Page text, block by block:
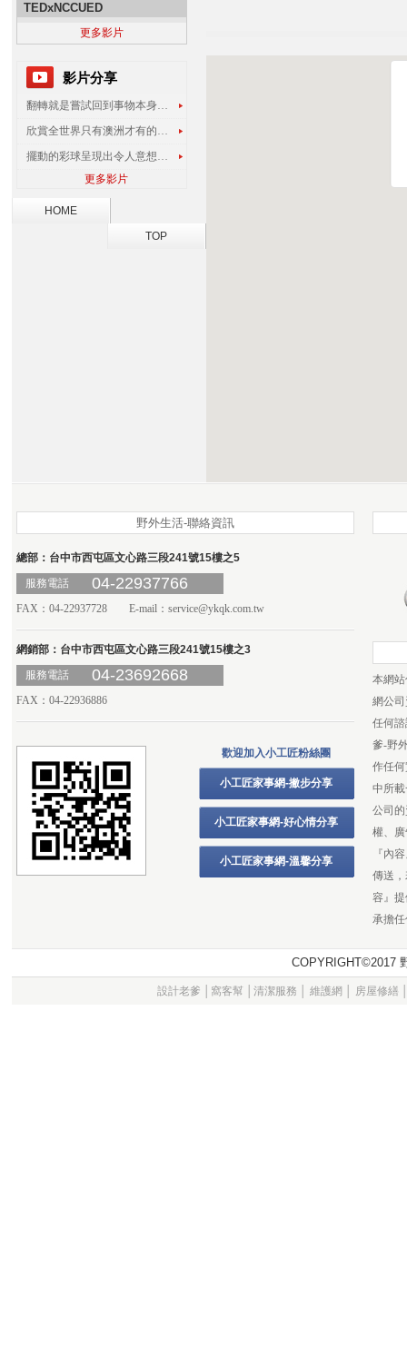
TEDxNCCUED
更多影片
影片分享
翻轉就是嘗試回到事物本身應該有的樣子 | 王政忠 | TEDxNCCUED
欣賞全世界只有澳洲才有的孔雀蜘蛛
擺動的彩球呈現出令人意想不到的視覺效果
更多影片
HOME
TOP
野外生活-聯絡資訊
總部：台中市西屯區文心路三段241號15樓之5
服務電話
04-22937766
FAX：04-22937728 E-mail： service@ykqk.com.tw
網銷部：台中市西屯區文心路三段241號15樓之3
服務電話
04-23692668
FAX：04-22936886
歡迎加入小工匠粉絲團
小工匠家事網-撇步分享
小工匠家事網-好心情分享
小工匠家事網-溫馨分享
本網
網公
任何
爹-野
作任
中所
公司
權、
『內
傳送
容』
承擔
設計老爹 窩客幫 清潔服務 維護網 房屋修繕